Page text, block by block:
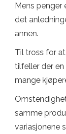
Mens penger
det
annen.
Til tross for
tilfeller der
mange
samme
variasjonene